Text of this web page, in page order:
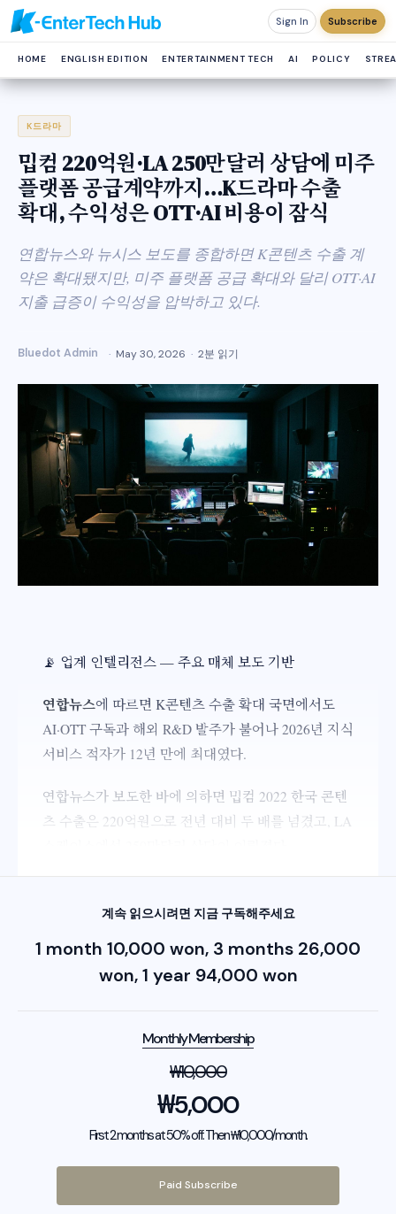
Sign In Subscribe
HOME ENGLISH EDITION ENTERTAINMENT TECH AI POLICY
K드라마
밉컴 220억원·LA 250만달러 상담에 미주
플랫폼 공급계약까지…K드라마 수출
확대, 수익성은 OTT·AI 비용이 잠식
연합뉴스와 뉴시스 보도를 종합하면 K콘텐츠 수출 계
약은 확대됐지만, 미주 플랫폼 공급 확대와 달리 OTT·AI
지출 급증이 수익성을 압박하고 있다.
Bluedot Admin May 30, 2026 2분 읽기
📡 업계 인텔리전스 — 주요 매체 보도 기반
연합뉴스에 따르면 K콘텐츠 수출 확대 국면에서도
AI·OTT 구독과 해외 R&D 발주가 불어나 2026년 지식
서비스 적자가 12년 만에 최대였다.
연합뉴스가 보도한 바에 의하면 밉컴 2022 한국 콘텐
츠 수출은 220억원으로 전년 대비 두 배를 넘겼고, LA
계속 읽으시려면 지금 구독해주세요
1 month 10,000 won, 3 months 26,000
won, 1 year 94,000 won
Monthly Membership
₩10,000
₩5,000
First 2 months at 50% off. Then ₩10,000/month.
Paid Subscribe